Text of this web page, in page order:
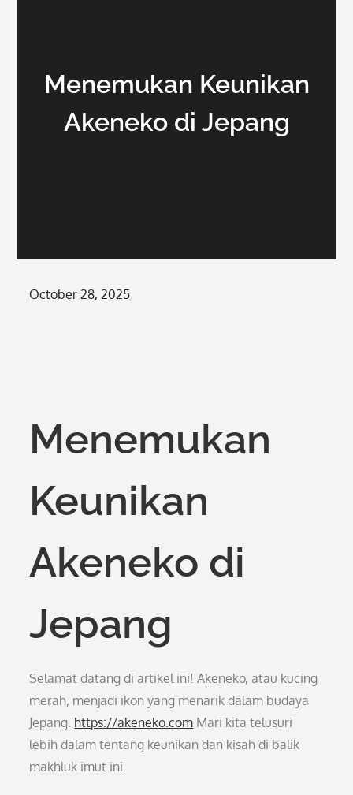
Menemukan Keunikan
Akeneko di Jepang
Posted
October 28, 2025
Menemukan
Keunikan
Akeneko di
Jepang
Selamat datang di artikel ini! Akeneko, atau kucing
merah, menjadi ikon yang menarik dalam budaya
Jepang. https://akeneko.com Mari kita telusuri
lebih dalam tentang keunikan dan kisah di balik
makhluk imut ini.